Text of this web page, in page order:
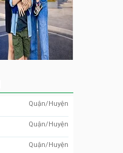
Quận/Huyện
Quận/Huyện
Quận/Huyện